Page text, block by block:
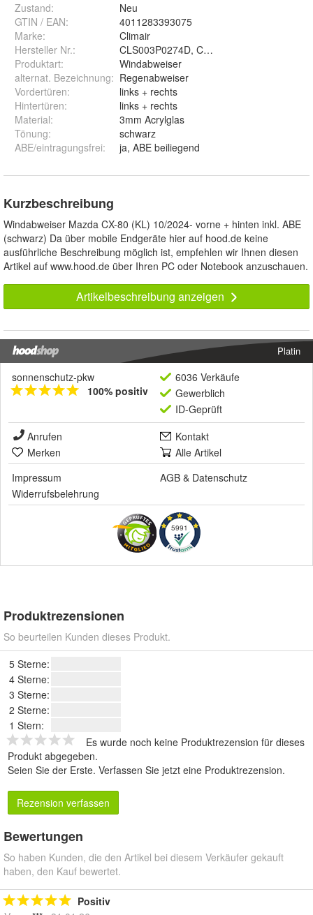
Zustand:
Neu
GTIN / EAN:
4011283393075
Marke:
Climair
Hersteller Nr.:
CLS003P0274D, CLS004M2276D
Produktart:
Windabweiser
alternat. Bezeichnung: Regenabweiser
Vordertüren:
links + rechts
Hintertüren:
links + rechts
Material:
3mm Acrylglas
Tönung:
schwarz
ABE/eintragungsfrei: ja, ABE beiliegend
Kurzbeschreibung
Windabweiser Mazda CX-80 (KL) 10/2024- vorne + hinten inkl. ABE
(schwarz) Da über mobile Endgeräte hier auf hood.de keine
ausführliche Beschreibung möglich ist, empfehlen wir Ihnen diesen
Artikel auf www.hood.de über Ihren PC oder Notebook anzuschauen.
Artikelbeschreibung anzeigen
Platin
sonnenschutz-pkw
100% positiv
6036 Verkäufe
Gewerblich
ID-Geprüft
Anrufen
Kontakt
Merken
Alle Artikel
Impressum
AGB & Datenschutz
Widerrufsbelehrung
5991
Produktrezensionen
So beurteilen Kunden dieses Produkt.
5 Sterne:
4 Sterne:
3 Sterne:
2 Sterne:
1 Stern:
Es wurde noch keine Produktrezension für dieses
Produkt abgegeben.
Seien Sie der Erste. Verfassen Sie jetzt eine Produktrezension.
Rezension verfassen
Bewertungen
So haben Kunden, die den Artikel bei diesem Verkäufer gekauft
haben, den Kauf bewertet.
Positiv